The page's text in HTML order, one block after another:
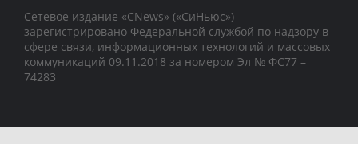
Сетевое издание «CNews» («СиНьюс»)
зарегистрировано Федеральной службой по надзору в
сфере связи, информационных технологий и массовых
коммуникаций 09.11.2018 за номером Эл № ФС77 –
74283